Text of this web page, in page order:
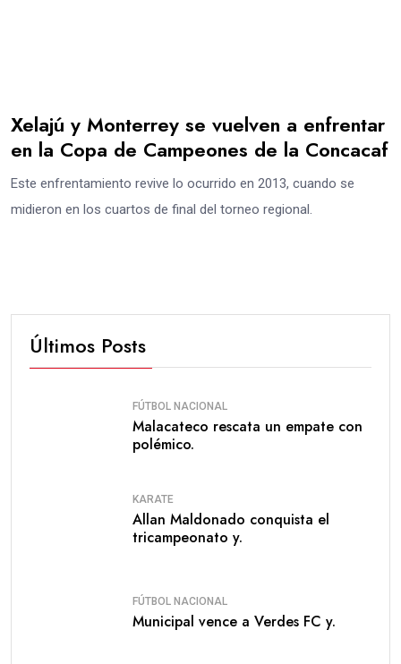
Xelajú y Monterrey se vuelven a enfrentar
en la Copa de Campeones de la Concacaf
Este enfrentamiento revive lo ocurrido en 2013, cuando se
midieron en los cuartos de final del torneo regional.
Últimos Posts
FÚTBOL NACIONAL
Malacateco rescata un empate con
polémico.
KARATE
Allan Maldonado conquista el
tricampeonato y.
FÚTBOL NACIONAL
Municipal vence a Verdes FC y.